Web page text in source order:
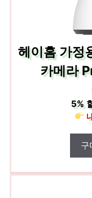
헤이홈 가정
카메라
5%
구